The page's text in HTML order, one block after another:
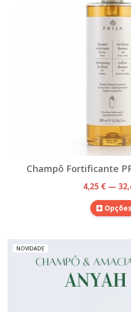
Champô Fortificante
4,25 € —
Opções
NOVIDADE